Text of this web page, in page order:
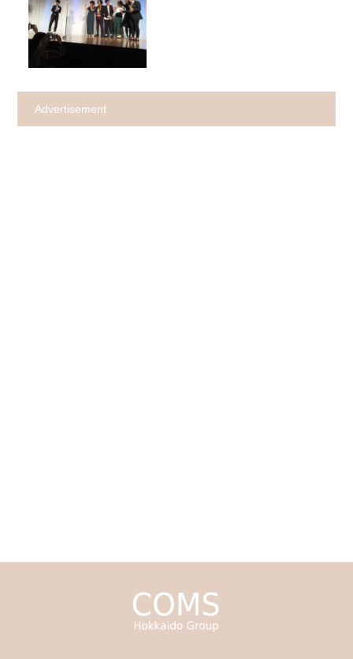
Advertisement